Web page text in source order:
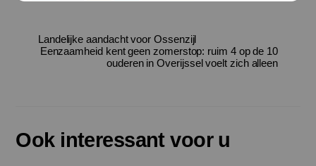
Landelijke aandacht voor Ossenzijl
Eenzaamheid kent geen zomerstop: ruim 4 op de 10
ouderen in Overijssel voelt zich alleen
Ook interessant voor u